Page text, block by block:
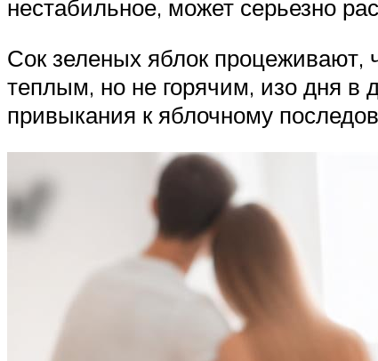
нестабильное, может серьезно
Сок зеленых яблок процеживают,
теплым, но не горячим, изо дня в
привыкания к яблочному